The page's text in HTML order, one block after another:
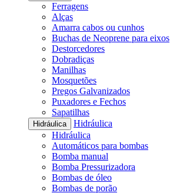
Ferragens
Alças
Amarra cabos ou cunhos
Buchas de Neoprene para eixos
Destorcedores
Dobradiças
Manilhas
Mosquetões
Pregos Galvanizados
Puxadores e Fechos
Sapatilhas
Hidráulica
Hidráulica
Hidráulica
Automáticos para bombas
Bomba manual
Bomba Pressurizadora
Bombas de óleo
Bombas de porão